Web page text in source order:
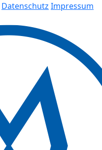
Datenschutz Impressum